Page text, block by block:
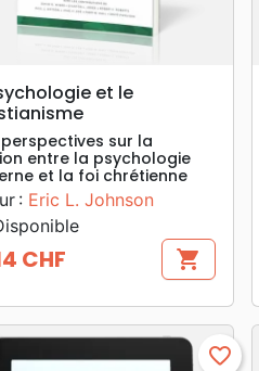
search APERÇU RAPIDE
et le
sur la
entre la psychologie
et la foi chrétienne
: Eric L. Johnson
CHF shopping_cart
favorite_border